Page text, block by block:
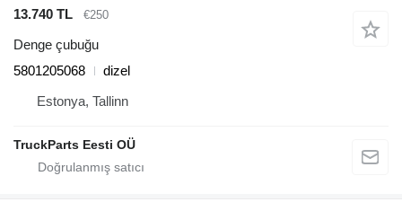
13.740 TL €250
Denge çubuğu
5801205068
dizel
Estonya, Tallinn
TruckParts Eesti OÜ